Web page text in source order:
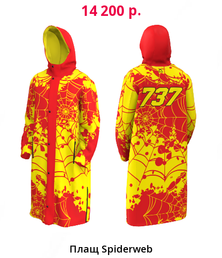
14 200 р.
Плащ Spiderweb